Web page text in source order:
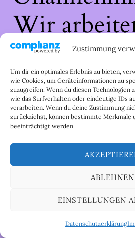
Zustimmung
Um dir ein optimales Erlebnis zu bieten,
wie Cookies, um Geräteinformationen zu
zuzugreifen. Wenn du diesen Technologien
wie das Surfverhalten oder eindeutige IDs
verarbeiten. Wenn du deine Zustimmung
zurückziehst, können bestimmte Merkmale
beeinträchtigt werden.
ABLEHNEN
EINSTELLUNGEN
Datenschutzerklärung
Wir
schau